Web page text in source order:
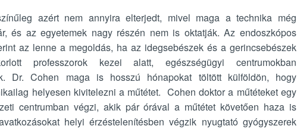
azért nem annyira elterjedt, mivel maga a technika még
és az egyetemek nagy részén nem is oktatják. Az endoszkópos
az lenne a megoldás, ha az idegsebészek és a gerincsebészek
professzorok kezei alatt, egészségügyi centrumokban
Dr. Cohen maga is hosszú hónapokat töltött külföldön, hogy
helyesen kivitelezni a műtétet. Cohen doktor a műtéteket egy
centrumban végzi, akik pár órával a műtétet követően haza is
helyi érzéstelenítésben végzik nyugtató gyógyszerek